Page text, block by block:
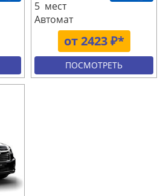
от 2423 ₽*
5 мест
Автомат
ПОСМОТРЕТЬ